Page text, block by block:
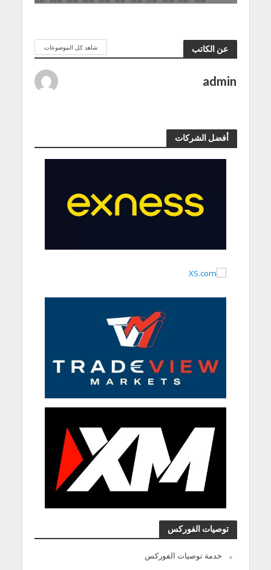
عن الكاتب شاهد كل الموضوعات
admin
أفضل الشركات
توصيات الفوركس
خدمة توصيات الفوركس